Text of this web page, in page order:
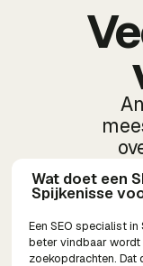
Wat doet een
Spijkenisse
Een SEO specialist
beter vindbaar wordt
zoekopdrachten.